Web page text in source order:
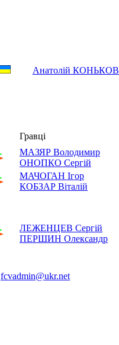
Анатолій КОНЬКОВ
Гравці
МАЗЯР Володимир
ОНОПКО Сергій
МАЧОГАН Ігор
КОБЗАР Віталій
ЛЕЖЕНЦЕВ Сергій
ПЕРШИН Олександр
fcvadmin@ukr.net